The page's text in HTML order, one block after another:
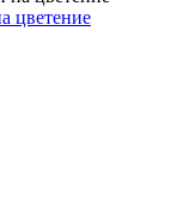
цветение